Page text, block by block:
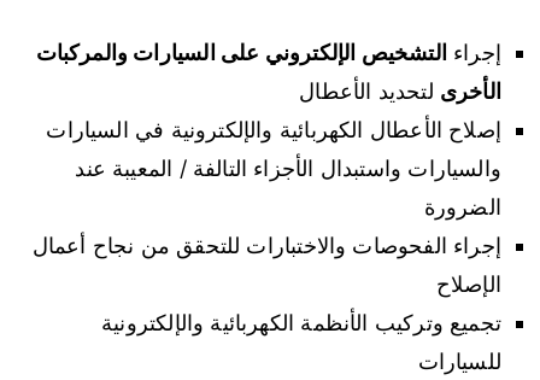
إجراء التشخيص الإلكتروني على السيارات والمركبات
الأخرى لتحديد الأعطال
إصلاح الأعطال الكهربائية والإلكترونية في السيارات
والسيارات واستبدال الأجزاء التالفة / المعيبة عند
الضرورة
إجراء الفحوصات والاختبارات للتحقق من نجاح أعمال
الإصلاح
تجميع وتركيب الأنظمة الكهربائية والإلكترونية
للسيارات